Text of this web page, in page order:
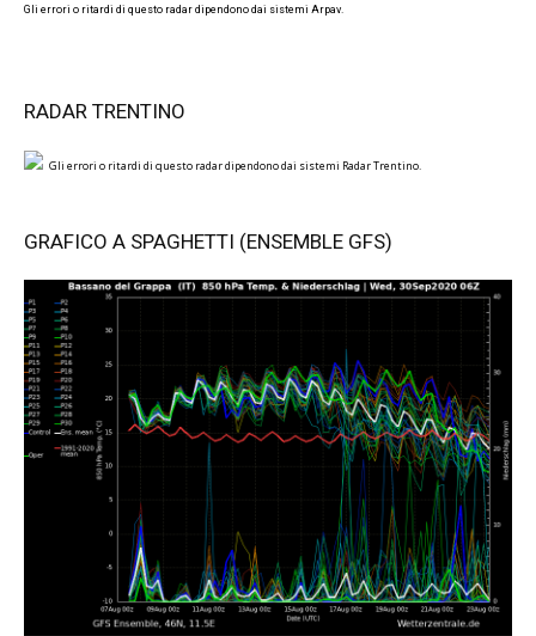
Gli errori o ritardi di questo radar dipendono dai sistemi Arpav.
RADAR TRENTINO
Gli errori o ritardi di questo radar dipendono dai sistemi Radar Trentino.
GRAFICO A SPAGHETTI (ENSEMBLE GFS)